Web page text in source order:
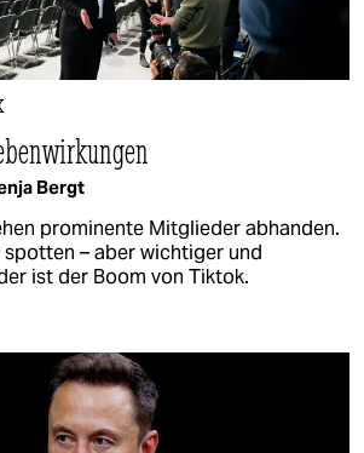
Bergt
prominente Mitglieder abhanden.
spotten – aber wichtiger und
ist der Boom von Tiktok.